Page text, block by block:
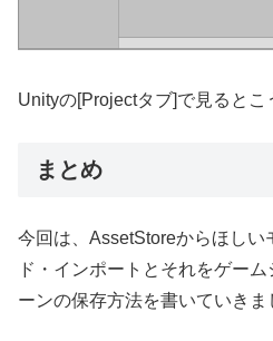
Unityの[Projectタブ]で見るとこ
まとめ
今回は、AssetStoreからほしい
ド・インポートとそれをゲー
ーンの保存方法を書いていきま